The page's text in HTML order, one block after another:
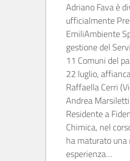
Adriano Fava è
ufficialmente
EmiliAmbiente
gestione del
11 Comuni del
22 luglio,
Raffaella Cerri
Andrea
Residente a
Chimica, nel
ha maturato
esperienza…